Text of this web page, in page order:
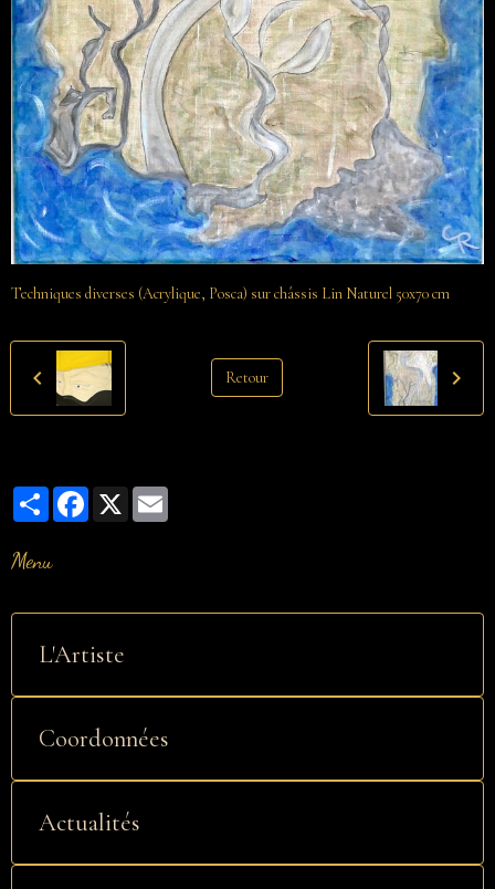
Techniques diverses (Acrylique, Posca) sur châssis Lin Naturel 50x70 cm
Retour
PartagerFacebook
X
Menu
L'Artiste
Coordonnées
Actualités